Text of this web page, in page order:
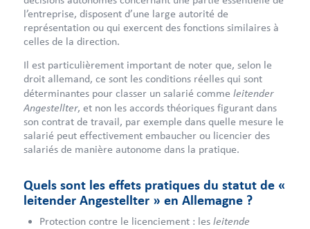
l’entreprise, disposent d’une large autorité de
représentation ou qui exercent des fonctions similaires à
celles de la direction.
Il est particulièrement important de noter que, selon le
droit allemand, ce sont les conditions réelles qui sont
déterminantes pour classer un salarié comme leitender
Angestellter, et non les accords théoriques figurant dans
son contrat de travail, par exemple dans quelle mesure le
salarié peut effectivement embaucher ou licencier des
salariés de manière autonome dans la pratique.
Quels sont les effets pratiques du statut de «
leitender Angestellter » en Allemagne ?
Protection contre le licenciement : les leitende